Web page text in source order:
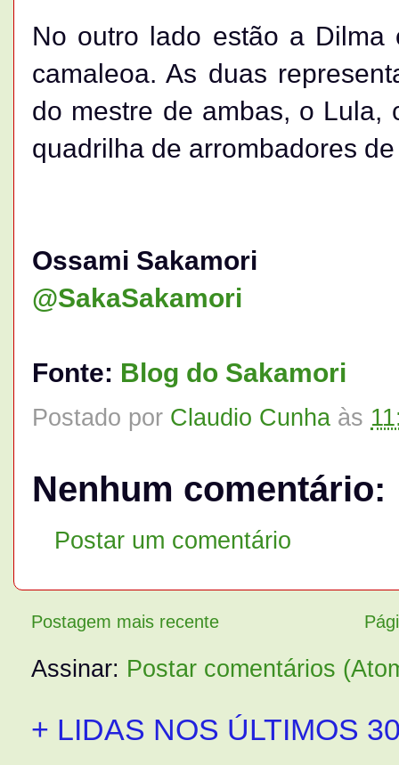
No outro lado estão a
camaleoa. As duas
do mestre de ambas, o Lula,
quadrilha de arrombadores
Ossami Sakamori
@SakaSakamori
Fonte: Blog do Sakamori
Postado por Claudio Cunha às
Nenhum comentário:
Postar um comentário
Postagem mais recente
Assinar: Postar comentários
+ LIDAS NOS ÚLTIMOS